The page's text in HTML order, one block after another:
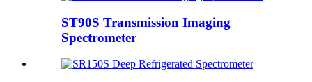
ST90S Transmission Imaging
Spectrometer